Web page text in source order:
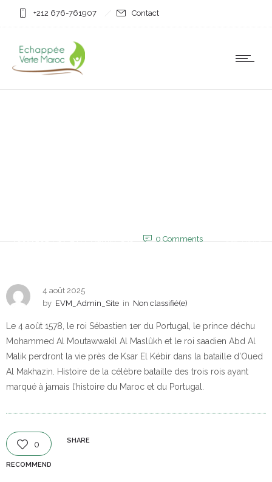
+212 676-761907 Contact
0 Comments
4 août 2025
by EVM_Admin_Site in Non classifié(e)
Le 4 août 1578, le roi Sébastien 1er du Portugal, le prince déchu
Mohammed Al Moutawwakil Al Maslûkh et le roi saadien Abd Al
Malik perdront la vie près de Ksar El Kébir dans la bataille d’Oued
Al Makhazin. Histoire de la célèbre bataille des trois rois ayant
marqué à jamais l’histoire du Maroc et du Portugal.
0
RECOMMEND
SHARE